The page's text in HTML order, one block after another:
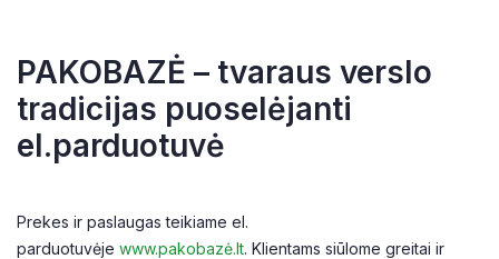
PAKOBAZĖ – tvaraus verslo
tradicijas puoselėjanti
el.parduotuvė
Prekes ir paslaugas teikiame el.
parduotuvėje www.pakobazė.lt. Klientams siūlome greitai ir